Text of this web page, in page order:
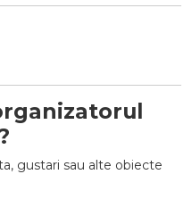
gustari sau alte obiecte